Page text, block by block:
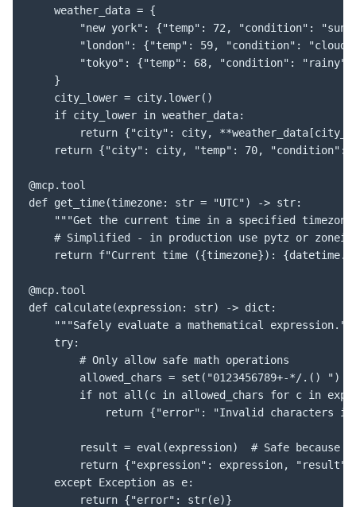
    weather_data = {
"new york": {"temp": 72, "condition":
"london": {"temp": 59, "condition":
"tokyo": {"temp": 68, "condition":
    }
    city_lower = city.lower()
    if city_lower in weather_data:
return {"city": city,
return {"city": city, "temp": 70, "condition":
@mcp.tool
def get_time(timezone: str = "UTC") -> str:
"""Get the current time in a specified
# Simplified - in production use pytz or
return f"Current time ({timezone}):
@mcp.tool
def calculate(expression: str) -> dict:
"""Safely evaluate a mathematical
    try:
        # Only allow safe math operations
        allowed_chars = set("0123456789+-*/.() ")
if not all(c in allowed_chars for c in
return {"error": "Invalid characters
result = eval(expression)  # Safe because
return {"expression": expression, "result":
    except Exception as e:
        return {"error": str(e)}